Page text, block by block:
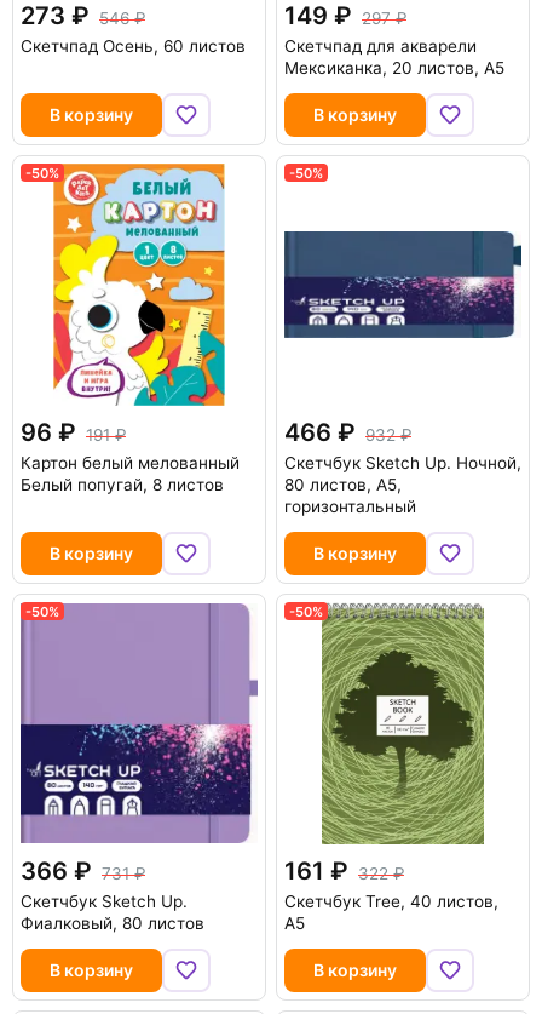
273
546
Скетчпад Осень, 60 листов
В корзину
149
297
Скетчпад для акварели
Мексиканка, 20 листов, А5
В корзину
-50%
96
191
Картон белый мелованный
Белый попугай, 8 листов
В корзину
-50%
466
932
Скетчбук Sketch Up. Ночной,
80 листов, А5,
горизонтальный
В корзину
-50%
366
731
Скетчбук Sketch Up.
Фиалковый, 80 листов
В корзину
-50%
161
322
Скетчбук Tree, 40 листов,
А5
В корзину